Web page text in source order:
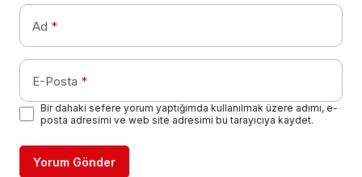
Ad *
E-Posta *
Bir dahaki sefere yorum yaptığımda kullanılmak üzere adımı, e-
posta adresimi ve web site adresimi bu tarayıcıya kaydet.
Yorum Gönder